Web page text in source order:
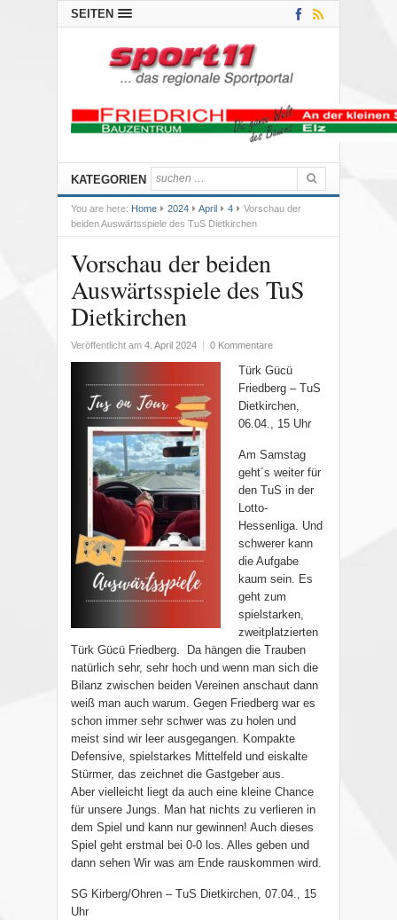
SEITEN
KATEGORIEN
You are here: Home 2024 April 4
Vorschau der
beiden Auswärtsspiele des TuS Dietkirchen
Vorschau der beiden
Auswärtsspiele des TuS
Dietkirchen
Veröffentlicht am 4. April 2024 0 Kommentare
Türk Gücü
Friedberg – TuS
Dietkirchen,
06.04., 15 Uhr
Am Samstag
geht´s weiter für
den TuS in der
Lotto-
Hessenliga. Und
schwerer kann
die Aufgabe
kaum sein. Es
geht zum
spielstarken,
zweitplatzierten
Türk Gücü Friedberg. Da hängen die Trauben
natürlich sehr, sehr hoch und wenn man sich die
Bilanz zwischen beiden Vereinen anschaut dann
weiß man auch warum. Gegen Friedberg war es
schon immer sehr schwer was zu holen und
meist sind wir leer ausgegangen. Kompakte
Defensive, spielstarkes Mittelfeld und eiskalte
Stürmer, das zeichnet die Gastgeber aus.
Aber vielleicht liegt da auch eine kleine Chance
für unsere Jungs. Man hat nichts zu verlieren in
dem Spiel und kann nur gewinnen! Auch dieses
Spiel geht erstmal bei 0-0 los. Alles geben und
dann sehen Wir was am Ende rauskommen wird.
SG Kirberg/Ohren – TuS Dietkirchen, 07.04., 15
Uhr